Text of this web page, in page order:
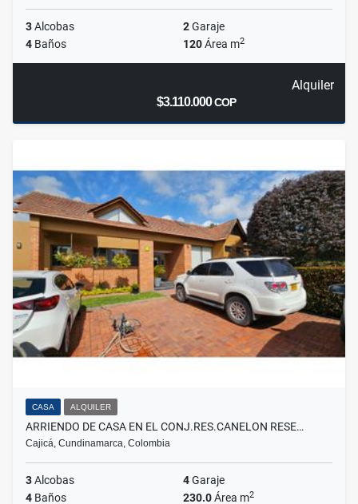
3Alcobas 2Garaje
4 Baños 120Área m2
Alquiler
$3.110.000COP
CASA ALQUILER
ARRIENDO DE CASA EN EL CONJ.RES.CANELON RESE…
Cajicá, Cundinamarca, Colombia
3Alcobas 4Garaje
4 Baños 230.0Área m2